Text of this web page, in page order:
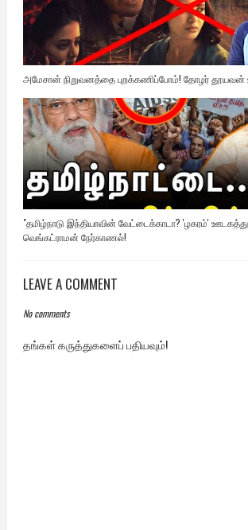
அமேசான் நிறுவனத்தை புறக்கணிப்போம்! தோழர் தூயவன்
"தமிழ்நாடு இந்தியாவின் வேட்டைக்காடா? 'ழகரம்'
வெங்கட்ராமன் நேர்காணல்!
LEAVE A COMMENT
No comments
தங்கள் கருத்துகளைப் பதியவும்!